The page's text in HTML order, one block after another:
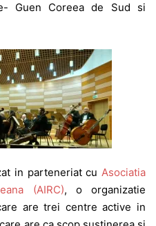
Guen Coreea de Sud si
in parteneriat cu Asociatia
(AIRC), o organizatie
are trei centre active in